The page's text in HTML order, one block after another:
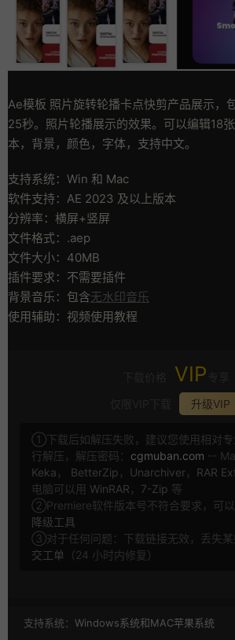
Ae模板 照片旋转轮播卡点快剪产品展示，
25秒。照片轮播展示的效果。可以编辑18
本，背景，颜色，字体，支持中文。
支持系统：Win 和 Mac
软件支持：AE 2023 及以上版本
分辨率：横屏+竖屏
文件格式：.aep
文件大小：40MB
插件要求：不需要插件
背景音乐：包含无水印音乐
使用辅助：视频使用教程
VIP
升级VIP
①下载后如解压失败，建议您使用相对专
行解压，解压密码： cgmuban.com --
Keka ， BetterZip ， Unarchiver， RAR
电脑可以用 WinRAR ， 7-Zip 等
②Premiere软件版本号不符合要求，可
降级工具
③对于任何问题：下载链接无效，丢失某
交工单 （24 小时内修复）
支持系统： Windows系统和MAC苹果系统